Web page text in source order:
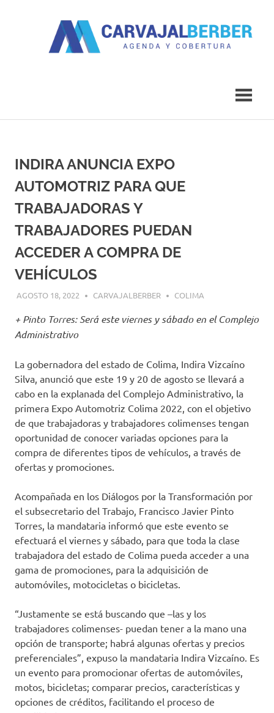
INDIRA ANUNCIA EXPO
AUTOMOTRIZ PARA QUE
TRABAJADORAS Y
TRABAJADORES PUEDAN
ACCEDER A COMPRA DE
VEHÍCULOS
AGOSTO 18, 2022 CARVAJALBERBER COLIMA
+ Pinto Torres: Será este viernes y sábado en el Complejo
Administrativo
La gobernadora del estado de Colima, Indira Vizcaíno
Silva, anunció que este 19 y 20 de agosto se llevará a
cabo en la explanada del Complejo Administrativo, la
primera Expo Automotriz Colima 2022, con el objetivo
de que trabajadoras y trabajadores colimenses tengan
oportunidad de conocer variadas opciones para la
compra de diferentes tipos de vehículos, a través de
ofertas y promociones.
Acompañada en los Diálogos por la Transformación por
el subsecretario del Trabajo, Francisco Javier Pinto
Torres, la mandataria informó que este evento se
efectuará el viernes y sábado, para que toda la clase
trabajadora del estado de Colima pueda acceder a una
gama de promociones, para la adquisición de
automóviles, motocicletas o bicicletas.
“Justamente se está buscando que –las y los
trabajadores colimenses- puedan tener a la mano una
opción de transporte; habrá algunas ofertas y precios
preferenciales”, expuso la mandataria Indira Vizcaíno. Es
un evento para promocionar ofertas de automóviles,
motos, bicicletas; comparar precios, características y
opciones de créditos, facilitando el proceso de